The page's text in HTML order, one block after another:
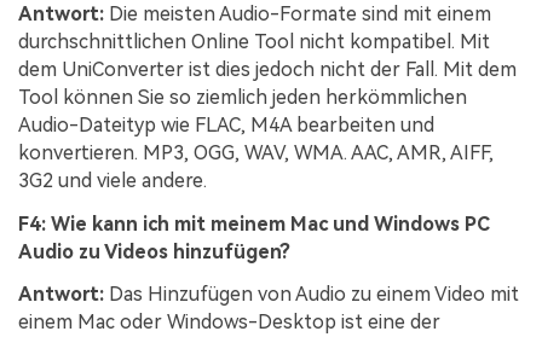
Antwort: Die meisten Audio-Formate sind mit einem
durchschnittlichen Online Tool nicht kompatibel. Mit
dem UniConverter ist dies jedoch nicht der Fall. Mit dem
Tool können Sie so ziemlich jeden herkömmlichen
Audio-Dateityp wie FLAC, M4A bearbeiten und
konvertieren. MP3, OGG, WAV, WMA. AAC, AMR, AIFF,
3G2 und viele andere.
F4: Wie kann ich mit meinem Mac und Windows PC
Audio zu Videos hinzufügen?
Antwort: Das Hinzufügen von Audio zu einem Video mit
einem Mac oder Windows-Desktop ist eine der